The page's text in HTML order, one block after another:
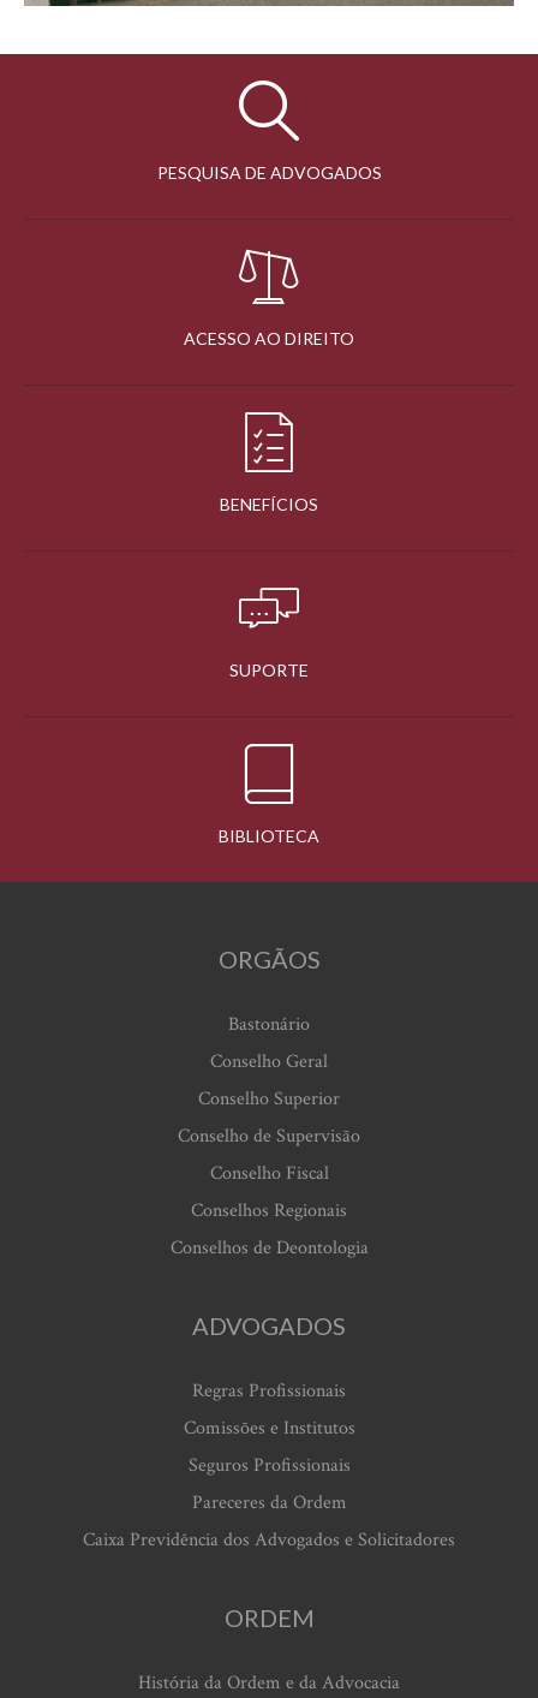
PESQUISA DE ADVOGADOS
ACESSO AO DIREITO
BENEFÍCIOS
SUPORTE
BIBLIOTECA
ORGÃOS
Bastonário
Conselho Geral
Conselho Superior
Conselho de Supervisão
Conselho Fiscal
Conselhos Regionais
Conselhos de Deontologia
ADVOGADOS
Regras Profissionais
Comissões e Institutos
Seguros Profissionais
Pareceres da Ordem
Caixa Previdência dos Advogados e Solicitadores
ORDEM
História da Ordem e da Advocacia